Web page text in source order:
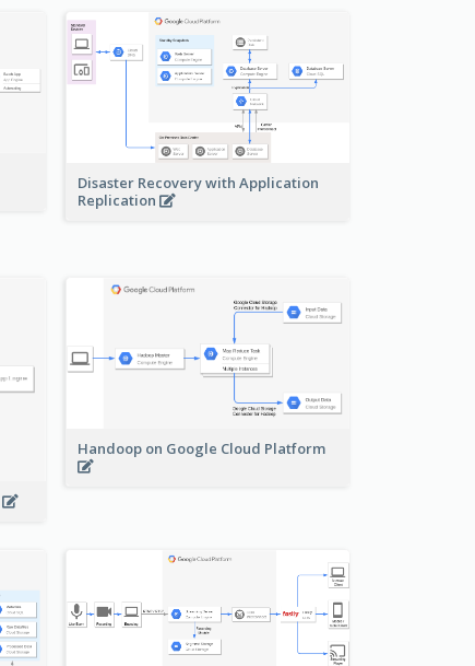
Disaster Recovery with Application
Replication
Handoop on Google Cloud Platform